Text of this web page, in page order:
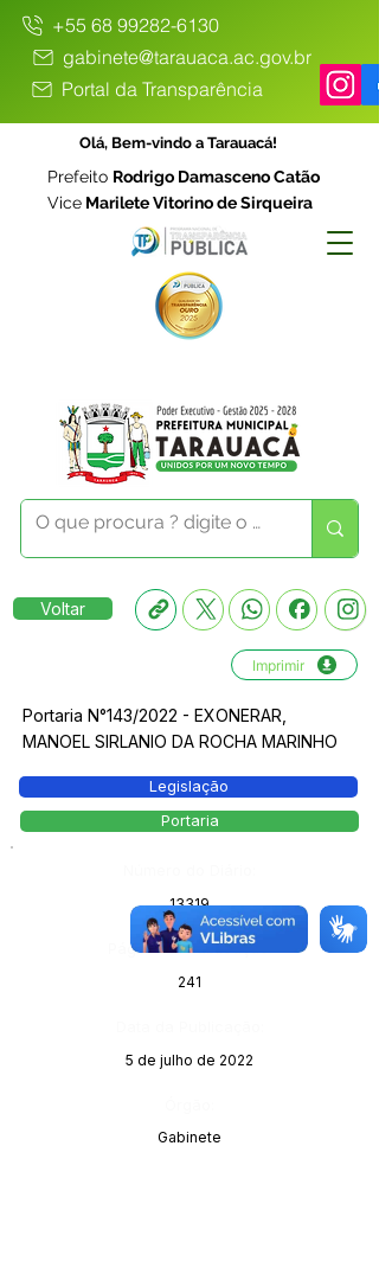
+55 68 99282-6130
gabinete@tarauaca.ac.gov.br
Portal da Transparência
Olá, Bem-vindo a Tarauacá!
Prefeito Rodrigo Damasceno Catão
Vice Marilete Vitorino de Sirqueira
Voltar
Imprimir
Portaria N°143/2022 - EXONERAR,
MANOEL SIRLANIO DA ROCHA MARINHO
Legislação
Portaria
13319
Página da Publicação:
241
5 de julho de 2022
Gabinete